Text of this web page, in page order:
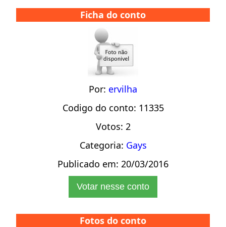
Ficha do conto
Por: ervilha
Codigo do conto: 11335
Votos: 2
Categoria: Gays
Publicado em: 20/03/2016
Votar nesse conto
Fotos do conto